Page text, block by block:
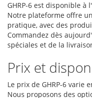
GHRP-6 est disponible
Notre plateforme offre
pratique, avec des
Commandez dès
spéciales et de la
Prix et
Le prix de GHRP-6 varie
Nous proposons des